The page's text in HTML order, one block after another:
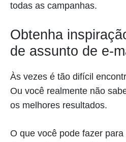
todas as campanhas.
Obtenha
de assunto de e-
Às vezes é tão difícil
Ou você realmente não
os melhores resultados.
O que você pode fazer